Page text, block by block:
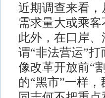
近期调查来看
需求量大或乘
此外，在口岸
谓“非法营运”
像改革开放前“
的“黑市”一样